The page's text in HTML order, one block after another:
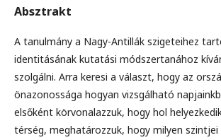
Absztrakt
A tanulmány a Nagy-Antillák szigeteihez
identitásának kutatási módszertanához
szolgálni. Arra keresi a választ, hogy az
önazonossága hogyan vizsgálható
elsőként körvonalazzuk, hogy hol
térség, meghatározzuk, hogy milyen szintjei